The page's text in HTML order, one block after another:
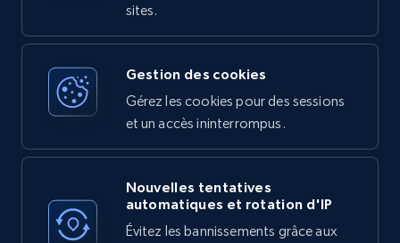
sites.
Gestion des cookies
Gérez les cookies pour des sessions
et un accès ininterrompus.
Nouvelles tentatives
automatiques et rotation d'IP
Évitez les bannissements grâce aux